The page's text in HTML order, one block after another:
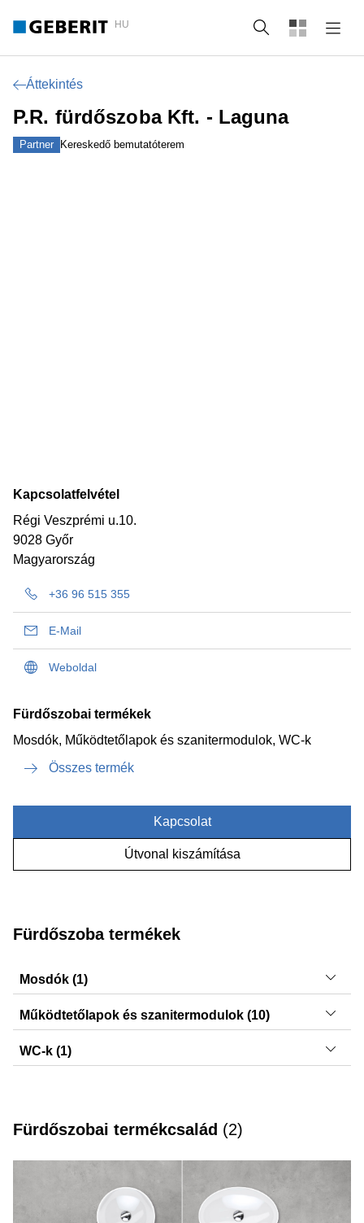
HU Keresés
Áttekintés
P.R. fürdőszoba Kft. - Laguna
Partner Kereskedő bemutatóterem
Kapcsolatfelvétel
Régi Veszprémi u.10.
9028 Győr
Magyarország
+36 96 515 355
E-Mail
Weboldal
Fürdőszobai termékek
Mosdók, Működtetőlapok és szanitermodulok, WC-k
Összes termék
Kapcsolat
Útvonal kiszámítása
Fürdőszoba termékek
Mosdók (1)
VariForm
Működtetőlapok és szanitermodulok (10)
Sigma21, Sigma50, Sigma50, Sigma20, Sigma20,
Sigma01, Sigma30, Sigma30, Sigma10, DuoFresh
WC-k (1)
Fürdőszobai termékcsalád (2)